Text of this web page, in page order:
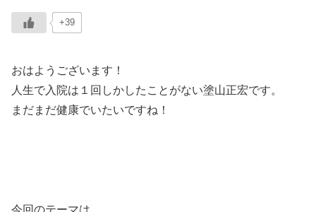
+39
おはようございます！
人生で入院は１回しかしたことがない塗山正宏です。
まだまだ健康でいたいですね！
今回のテーマは、